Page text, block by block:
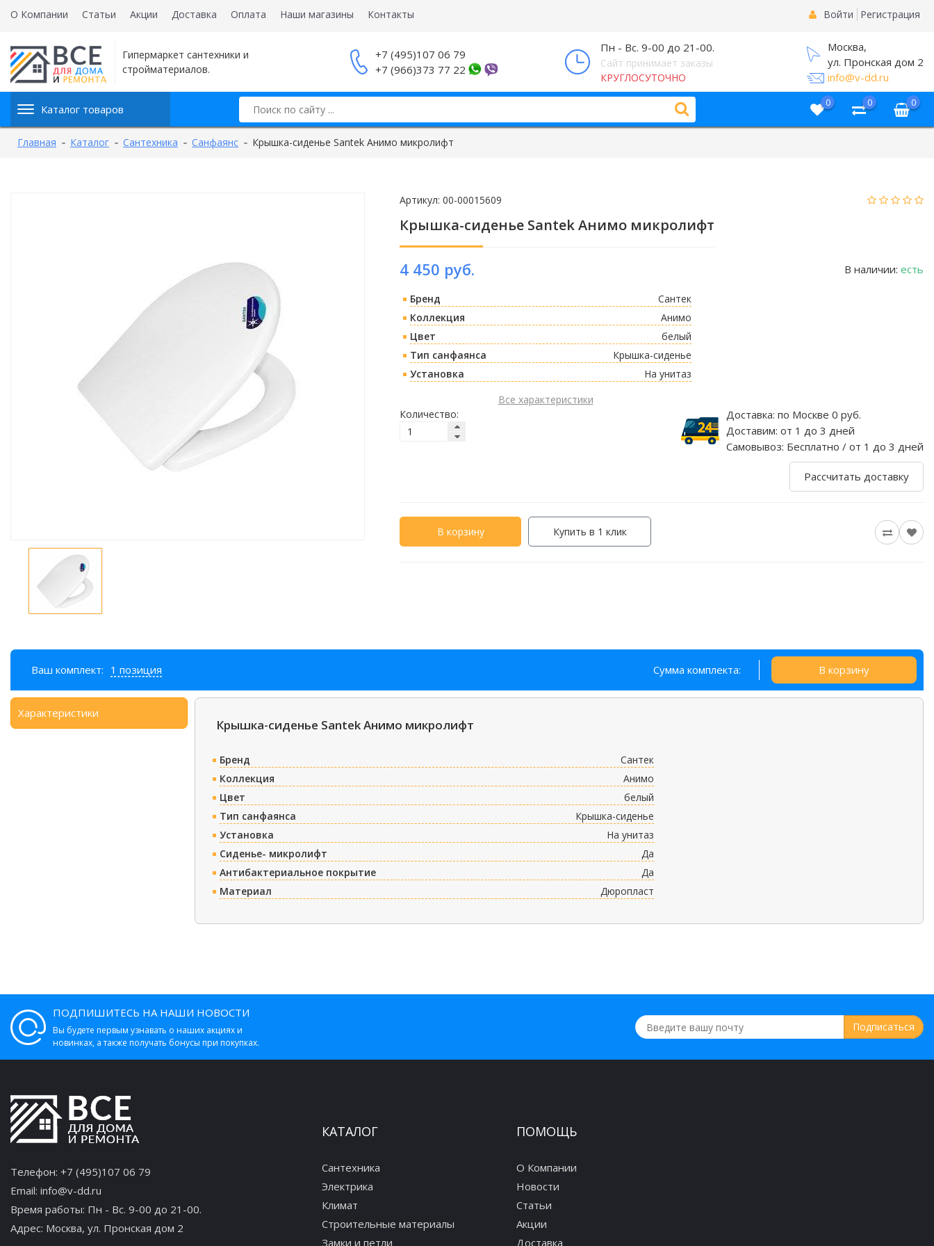
О Компании Статьи Акции Доставка Оплата Наши магазины Контакты Войти Регистрация
Гипермаркет сантехники и
стройматериалов.
+7 (495)107 06 79
+7 (966)373 77 22
Пн - Вс. 9-00 до 21-00.
Сайт принимает заказы
КРУГЛОСУТОЧНО
Москва,
ул. Пронская дом 2
info@v-dd.ru
Каталог товаров 0 0 0
Главная Каталог Сантехника Санфаянс Крышка-сиденье Santek Анимо микролифт
Артикул: 00-00015609
Крышка-сиденье Santek Анимо микролифт
4 450 руб. В наличии: есть
Бренд
Сантек
Коллекция
Анимо
Цвет
белый
Тип санфаянса
Крышка-сиденье
Установка
На унитаз
Все характеристики
Количество:
Доставка: по Москве 0 руб.
Доставим: от 1 до 3 дней
Самовывоз: Бесплатно / от 1 до 3 дней
Рассчитать доставку
В корзину Купить в 1 клик
Ваш комплект: 1 позиция Сумма комплекта: В корзину
Характеристики
Крышка-сиденье Santek Анимо микролифт
Бренд
Сантек
Коллекция
Анимо
Цвет
белый
Тип санфаянса
Крышка-сиденье
Установка
На унитаз
Сиденье- микролифт
Да
Антибактериальное покрытие
Да
Материал
Дюропласт
ПОДПИШИТЕСЬ НА НАШИ НОВОСТИ
Вы будете первым узнавать о наших акциях и
новинках, а также получать бонусы при покупках.
Телефон: +7 (495)107 06 79
Email: info@v-dd.ru
Время работы: Пн - Вс. 9-00 до 21-00.
Адрес: Москва, ул. Пронская дом 2
КАТАЛОГ
Сантехника
Электрика
Климат
Строительные материалы
Замки и петли
ПОМОЩЬ
О Компании
Новости
Статьи
Акции
Доставка